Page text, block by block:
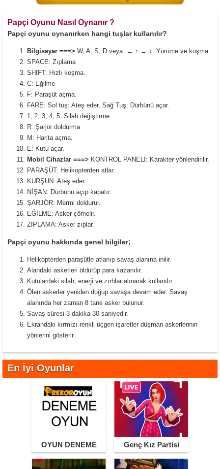
Papçi Oyunu Nasıl Oynanır ?
Papçi oyunu oynanırken hangi tuşlar kullanılır?
Bilgisayar ===> W, A, S, D veya ← ↑ → ↓: Yürüme ve koşma
SPACE: Zıplama
SHIFT: Hızlı koşma.
C: Eğilme
F: Paraşüt açma.
FARE: Sol tuş: Ateş eder, Sağ Tuş: Dürbünü açar.
1, 2, 3, 4, 5: Silah değiştirme
R: Şarjör doldurma
M: Harita açma.
E: Kutu açar.
Mobil Cihazlar ===> KONTROL PANELİ: Karakter yönlendirilir.
PARAŞÜT: Helikopterden atlar.
KURŞUN: Ateş eder.
NİŞAN: Dürbünü açıp kapatır.
ŞARJÖR: Mermi doldurur.
EĞİLME: Asker çömelir.
ZIPLAMA: Asker zıplar.
Papçi oyunu hakkında genel bilgiler;
Helikopterden paraşütle atlanıp savaş alanına inilir.
Alandaki askerleri öldürüp para kazanılır.
Kutulardaki silah, enerji ve zırhlar alınarak kullanılır.
Ölen askerler yeniden doğup savaşa devam eder. Savaş
alanında her zaman 8 tane asker bulunur.
Savaş süresi 3 dakika 30 saniyedir.
Ekrandaki kırmızı renkli üçgen işaretler düşman askerlerinin
yönlerini gösterir.
En İyi Oyunlar
OYUN DENEME Genç Kız Partisi